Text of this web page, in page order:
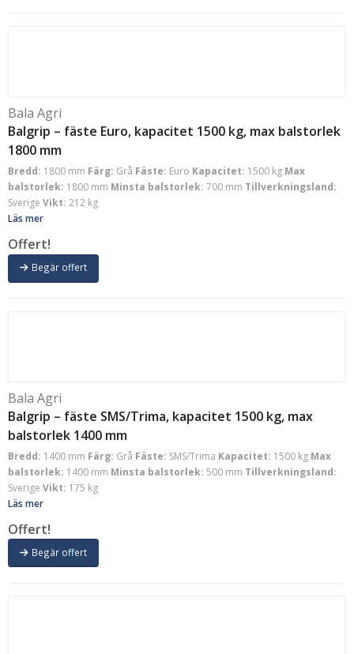
Bala Agri
Balgrip – fäste Euro, kapacitet 1500 kg, max balstorlek
1800 mm
Bredd: 1800 mm Färg: Grå Fäste: Euro Kapacitet: 1500 kg Max
balstorlek: 1800 mm Minsta balstorlek: 700 mm Tillverkningsland:
Sverige Vikt: 212 kg
Läs mer
Offert!
Begär offert
Bala Agri
Balgrip – fäste SMS/Trima, kapacitet 1500 kg, max
balstorlek 1400 mm
Bredd: 1400 mm Färg: Grå Fäste: SMS/Trima Kapacitet: 1500 kg Max
balstorlek: 1400 mm Minsta balstorlek: 500 mm Tillverkningsland:
Sverige Vikt: 175 kg
Läs mer
Offert!
Begär offert